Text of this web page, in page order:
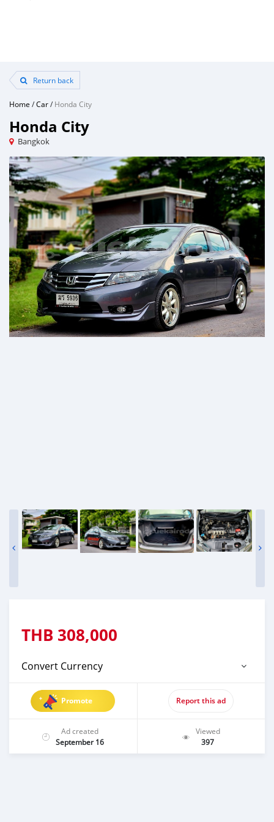
Return back
Home /Car/Honda City
Honda City
Bangkok
THB 308,000
Convert Currency
Promote Report this ad
Ad created
September 16
Viewed
397